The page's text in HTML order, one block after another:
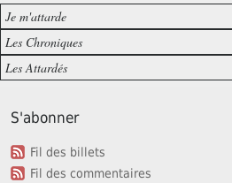
Je m'attarde
Les Chroniques
Les Attardés
S'abonner
Fil des billets
Fil des commentaires